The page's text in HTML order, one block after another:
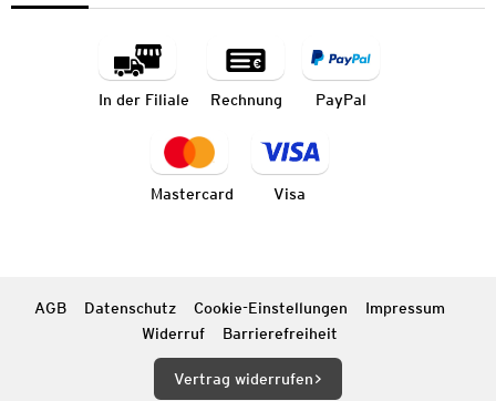
In der Filiale Rechnung PayPal
Mastercard Visa
AGB Datenschutz Cookie-Einstellungen
Impressum
Widerruf
Barrierefreiheit
Vertrag widerrufen